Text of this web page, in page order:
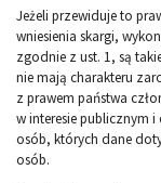
Jeżeli przewiduje to
wniesienia skargi,
zgodnie z ust. 1, są
nie mają charakteru
z prawem państwa
w interesie publicznym
osób, których dane
osób.